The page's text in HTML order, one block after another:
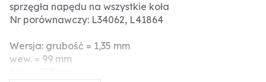
sprzęgła napędu na wszystkie koła
Nr porównawczy: L34062, L41864
Wersja: grubość = 1,35 mm
wew. = 99 mm